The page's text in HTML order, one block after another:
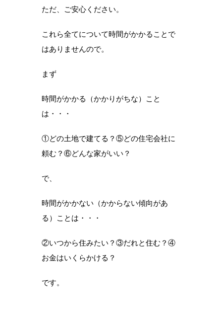
ただ、ご安心ください。
これら全てについて時間がかかることで
はありませんので。
まず
時間がかかる（かかりがちな）こと
は・・・
①どの土地で建てる？⑤どの住宅会社に
頼む？⑥どんな家がいい？
で、
時間がかかない（かからない傾向があ
る）ことは・・・
②いつから住みたい？③だれと住む？④
お金はいくらかける？
です。